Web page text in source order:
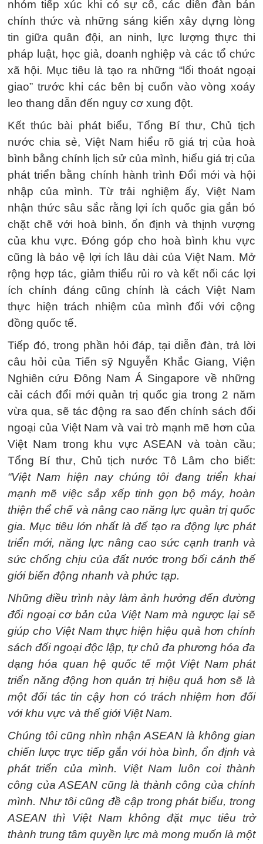
nhóm tiếp xúc khi có sự cố, các diễn đàn bán
chính thức và những sáng kiến xây dựng lòng
tin giữa quân đội, an ninh, lực lượng thực thi
pháp luật, học giả, doanh nghiệp và các tổ chức
xã hội. Mục tiêu là tạo ra những “lối thoát ngoại
giao” trước khi các bên bị cuốn vào vòng xoáy
leo thang dẫn đến nguy cơ xung đột.
Kết thúc bài phát biểu, Tổng Bí thư, Chủ tịch
nước chia sẻ, Việt Nam hiểu rõ giá trị của hoà
bình bằng chính lịch sử của mình, hiểu giá trị của
phát triển bằng chính hành trình Đổi mới và hội
nhập của mình. Từ trải nghiệm ấy, Việt Nam
nhận thức sâu sắc rằng lợi ích quốc gia gắn bó
chặt chẽ với hoà bình, ổn định và thịnh vượng
của khu vực. Đóng góp cho hoà bình khu vực
cũng là bảo vệ lợi ích lâu dài của Việt Nam. Mở
rộng hợp tác, giảm thiểu rủi ro và kết nối các lợi
ích chính đáng cũng chính là cách Việt Nam
thực hiện trách nhiệm của mình đối với cộng
đồng quốc tế.
Tiếp đó, trong phần hỏi đáp, tại diễn đàn, trả lời
câu hỏi của Tiến sỹ Nguyễn Khắc Giang, Viện
Nghiên cứu Đông Nam Á Singapore về những
cải cách đổi mới quản trị quốc gia trong 2 năm
vừa qua, sẽ tác động ra sao đến chính sách đối
ngoại của Việt Nam và vai trò mạnh mẽ hơn của
Việt Nam trong khu vực ASEAN và toàn cầu;
Tổng Bí thư, Chủ tịch nước Tô Lâm cho biết:
“Việt Nam hiện nay chúng tôi đang triển khai
mạnh mẽ việc sắp xếp tinh gọn bộ máy, hoàn
thiện thể chế và nâng cao năng lực quản trị quốc
gia. Mục tiêu lớn nhất là để tạo ra động lực phát
triển mới, năng lực nâng cao sức cạnh tranh và
sức chống chịu của đất nước trong bối cảnh thế
giới biến động nhanh và phức tạp.
Những điều trình này làm ảnh hưởng đến đường
đối ngoại cơ bản của Việt Nam mà ngược lại sẽ
giúp cho Việt Nam thực hiện hiệu quả hơn chính
sách đối ngoại độc lập, tự chủ đa phương hóa đa
dạng hóa quan hệ quốc tế một Việt Nam phát
triển năng động hơn quản trị hiệu quả hơn sẽ là
một đối tác tin cậy hơn có trách nhiệm hơn đối
với khu vực và thế giới Việt Nam.
Chúng tôi cũng nhìn nhận ASEAN là không gian
chiến lược trực tiếp gắn với hòa bình, ổn định và
phát triển của mình. Việt Nam luôn coi thành
công của ASEAN cũng là thành công của chính
mình. Như tôi cũng đề cập trong phát biểu, trong
ASEAN thì Việt Nam không đặt mục tiêu trở
thành trung tâm quyền lực mà mong muốn là một